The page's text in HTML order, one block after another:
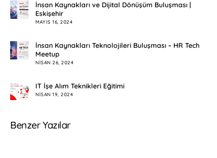
İnsan Kaynakları ve Dijital Dönüşüm Buluşması |
Eskişehir
MAYIS 16, 2024
İnsan Kaynakları Teknolojileri Buluşması – HR Tech
Meetup
NISAN 26, 2024
IT İşe Alım Teknikleri Eğitimi
NISAN 19, 2024
Benzer Yazılar